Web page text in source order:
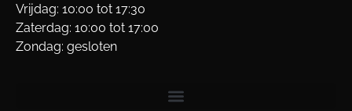
Vrijdag: 10:00 tot 17:30
Zaterdag: 10:00 tot 17:00
Zondag: gesloten